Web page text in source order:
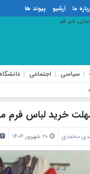
ما آرشیو پیوند ها
سیاسی اجتماعی
هنجار شکن بلوار ا
خرید لباس فرم
محمدی